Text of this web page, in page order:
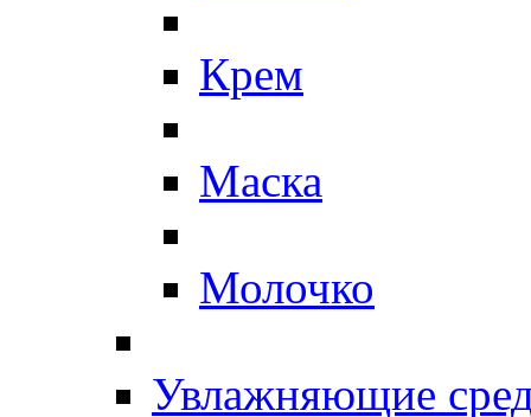
Крем
Маска
Молочко
Увлажняющие